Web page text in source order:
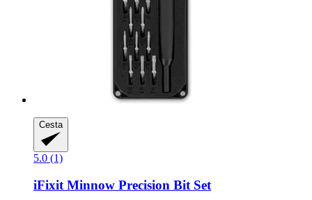
Cesta
5.0 (1)
iFixit Minnow Precision Bit Set